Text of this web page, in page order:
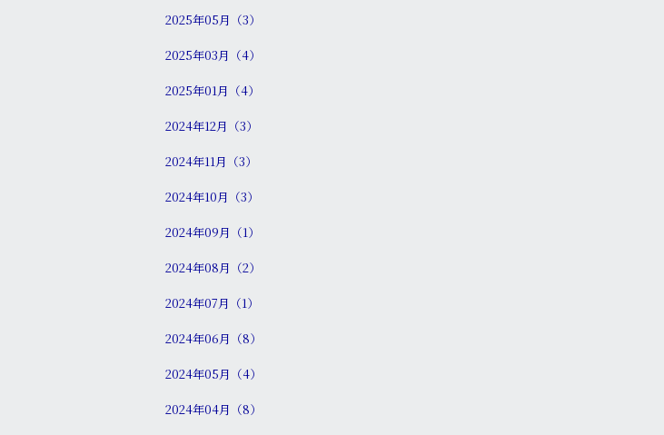
2025年05月（3）
2025年03月（4）
2025年01月（4）
2024年12月（3）
2024年11月（3）
2024年10月（3）
2024年09月（1）
2024年08月（2）
2024年07月（1）
2024年06月（8）
2024年05月（4）
2024年04月（8）